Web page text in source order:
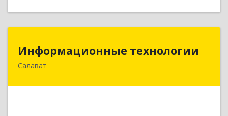
Информационные технологии
Салават
Информационные технологии